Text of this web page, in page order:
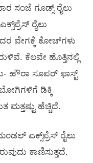
ಸಂಜೆ ಗೂಡ್ಸ್ ರೈಲು
ರೈಲು
ವೇಗಕ್ಕೆ ಕೋಚ್‌ಗಳು
ಕೆಲವೇ ಹೊತ್ತಿನಲ್ಲಿ
ಹೌರಾ ಸೂಪರ್ ಫಾಸ್ಟ್
ಬೋಗಿಗಳಿಗೆ ಡಿಕ್ಕಿ
ಮತ್ತಷ್ಟು ಹೆಚ್ಚಿದೆ.
ಎಕ್ಸ್‌ಪ್ರೆಸ್ ರೈಲು
ಕಾಣಿಸುತ್ತದೆ.